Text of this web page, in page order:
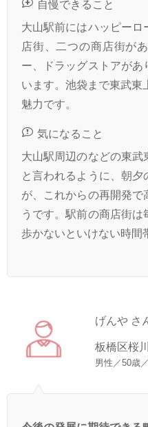
自慢できること
大山駅前にはハッピー
店街、二つの商店街が
ー、ドラッグストアがあ
います。池袋まで東武東
魅力です。
気になること
大山駅周辺のなどの東武
と言われるように、朝
が、これからの再開発で
うです。駅前の商店街
歩かないといけない時間
げんや さ
板橋区桜
男性／50歳